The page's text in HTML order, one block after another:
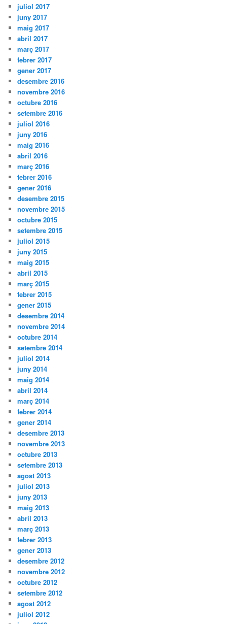
juliol 2017
juny 2017
maig 2017
abril 2017
març 2017
febrer 2017
gener 2017
desembre 2016
novembre 2016
octubre 2016
setembre 2016
juliol 2016
juny 2016
maig 2016
abril 2016
març 2016
febrer 2016
gener 2016
desembre 2015
novembre 2015
octubre 2015
setembre 2015
juliol 2015
juny 2015
maig 2015
abril 2015
març 2015
febrer 2015
gener 2015
desembre 2014
novembre 2014
octubre 2014
setembre 2014
juliol 2014
juny 2014
maig 2014
abril 2014
març 2014
febrer 2014
gener 2014
desembre 2013
novembre 2013
octubre 2013
setembre 2013
agost 2013
juliol 2013
juny 2013
maig 2013
abril 2013
març 2013
febrer 2013
gener 2013
desembre 2012
novembre 2012
octubre 2012
setembre 2012
agost 2012
juliol 2012